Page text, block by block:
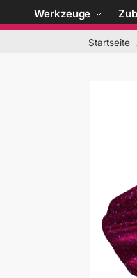
Werkzeuge
Startseite